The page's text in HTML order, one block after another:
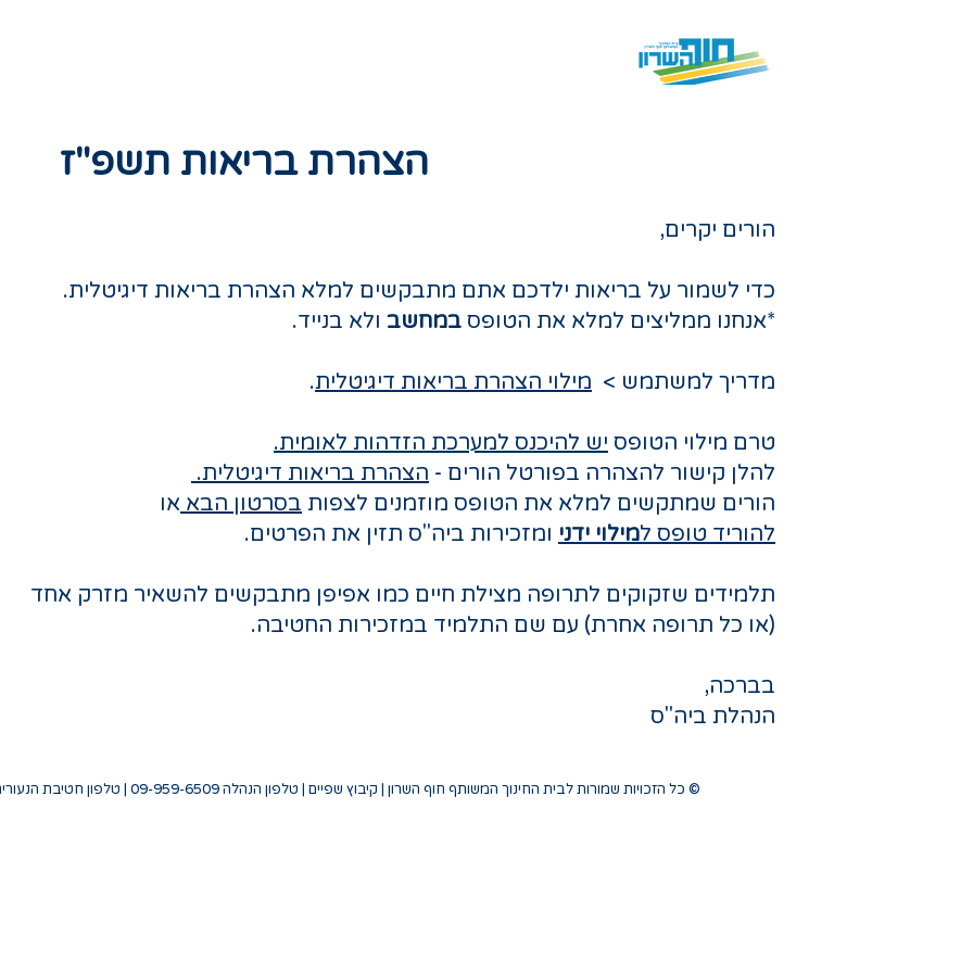
הצהרת בריאות תשפ"ז
הורים יקרים,
כדי לשמור על בריאות ילדכם אתם מתבקשים למלא הצהרת בריאות דיגיטלית.
*אנחנו ממליצים למלא את הטופס במחשב ולא בנייד.
מדריך למשתמש > מילוי הצהרת בריאות דיגיטלית.
טרם מילוי הטופס יש להיכנס למערכת הזדהות לאומית.
להלן קישור להצהרה בפורטל הורים - הצהרת בריאות דיגיטלית.
הורים שמתקשים למלא את הטופס מוזמנים לצפות בסרטון הבא או
להוריד טופס למילוי ידני ומזכירות ביה"ס תזין את הפרטים.
תלמידים שזקוקים לתרופה מצילת חיים כמו אפיפן מתבקשים להשאיר מזרק אחד
(או כל תרופה אחרת) עם שם התלמיד במזכירות החטיבה.
בברכה,
הנהלת ביה"ס
© כל הזכויות שמורות לבית החינוך המשותף חוף השרון | קיבוץ שפיים | טלפון הנהלה 09-959-6509 | טלפון חטיבת הנעורים 09-959-6553 | מייל